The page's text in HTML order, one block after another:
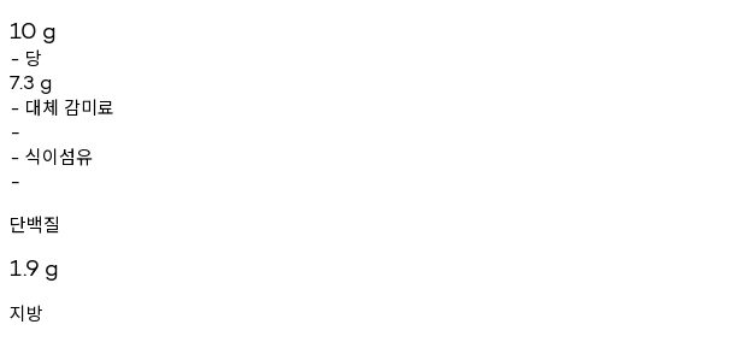
10 g
- 당
7.3 g
- 대체 감미료
-
- 식이섬유
-
단백질
1.9 g
지방